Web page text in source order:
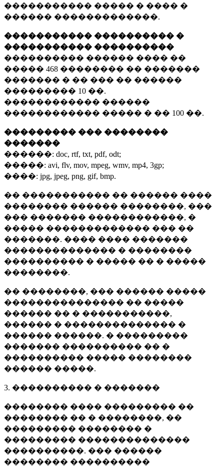
����������� ����� � ���� �
������ �������������.
����������� ���������� �
����������� ����������
���������� ������ ���� ��
����� 468 �������� �� �������
������� � �� ��� �� ������
��������� 10 ��.
������������ ������
������������ ����� � �� 100 ��.
��������� ��� ��������
�������
������: doc, rtf, txt, pdf, odt;
�����: avi, flv, mov, mpeg, wmv, mp4, 3gp;
����: jpg, jpeg, png, gif, bmp.
�� ����������� �� ������ ����
�������� ������ ��������, ���
��� ������� ������������, �
����� ������������� ��� ��
�������. ���� ���� �������
�������������� � ��������
���������� � ����� �� � �����
��������.
�� ��������, ��� ������ �����
��������������� �� �����
������ �� � �����������,
������ � �������������� �
������ ������. � ���������
������� ���������� �� �
���������� ����� ��������
������ �����.
3. ���������� � �������
�������� ���� ��������� ��
�������� �� � ��������, ��
��������� �������� �
��������� ��������������
����������. ��� ������
�������� ����������